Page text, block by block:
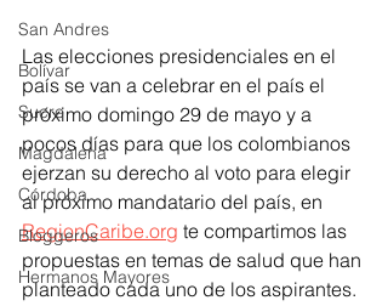
San Andres
Bolívar
Sucre
Magdalena
Córdoba
Bloggeros
Hermanos Mayores
Las elecciones presidenciales en el
país se van a celebrar en el país el
próximo domingo 29 de mayo y a
pocos días para que los colombianos
ejerzan su derecho al voto para elegir
al próximo mandatario del país, en
RegionCaribe.org te compartimos las
propuestas en temas de salud que han
planteado cada uno de los aspirantes.